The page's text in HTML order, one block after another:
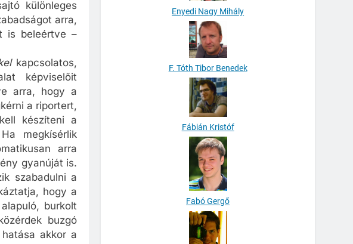
különleges
arra,
is beleértve –
kapcsolatos,
képviselőit
arra, hogy a
a riportert,
készíteni a
megkísérlik
arra
gyanúját is.
szabadulni a
hogy a
burkolt
buzgó
akkor a
Enyedi Nagy Mihály
F. Tóth Tibor Benedek
Fábián Kristóf
Fabó Gergő